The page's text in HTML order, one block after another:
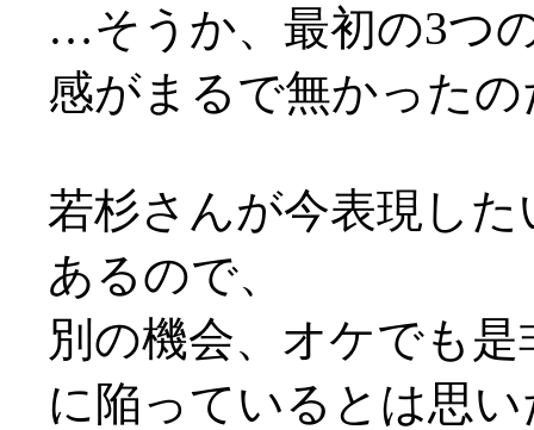
…そうか、最初の3つ
感がまるで無かったの
若杉さんが今表現し
あるので、
別の機会、オケでも
に陥っているとは思